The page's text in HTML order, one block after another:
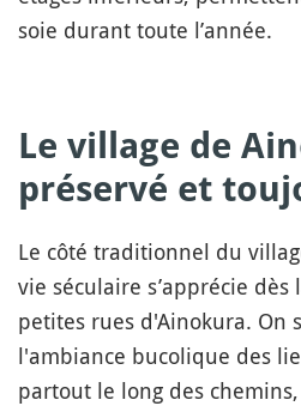
soie durant toute l’année.
Le village de
préservé et
Le côté traditionnel du
vie séculaire s’apprécie
petites rues d'Ainokura. On
l'ambiance bucolique des
partout le long des